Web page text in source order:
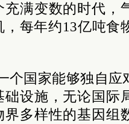
充满变数的时代，
每年约13亿吨食
个国家能够独自
础设施，无论国际
多样性的基因组